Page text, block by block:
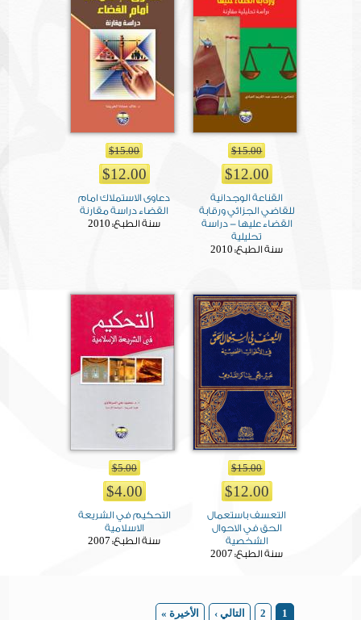
$15.00
$12.00
القناعة الوجدانية
للقاضي الجزائي ورقابة
القضاء عليها - دراسة
تحليلية
سنة الطبع: 2010
$15.00
$12.00
دعاوى الاستملاك امام
القضاء دراسة مقارنة
سنة الطبع: 2010
$15.00
$12.00
التعسف باستعمال
الحق في الاحوال
الشخصية
سنة الطبع: 2007
$5.00
$4.00
التحكيم في الشريعة
الاسلامية
سنة الطبع: 2007
1
2 التالي › الأخيرة »